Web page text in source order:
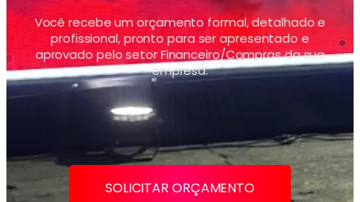
Você recebe um orçamento formal, detalhado e
profissional, pronto para ser apresentado e
aprovado pelo setor Financeiro/Compras da sua
empresa.
SOLICITAR ORÇAMENTO